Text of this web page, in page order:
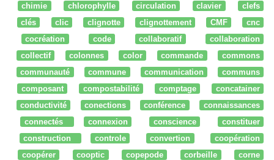
chimie
chlorophylle circulation clavier
clefs
clés
clic clignotte clignottement CMF
cnc
cocréation
code collaboratif
collaboration
collectif
colonnes color commande
commons
communauté
commune communication
communs
composant
compostabilité comptage
concatainer
conductivité
conections conférence
connaissances
connectés
connexion conscience
constituer
construction
controle convertion
coopération
coopérer
cooptic copepode corbeille
corne